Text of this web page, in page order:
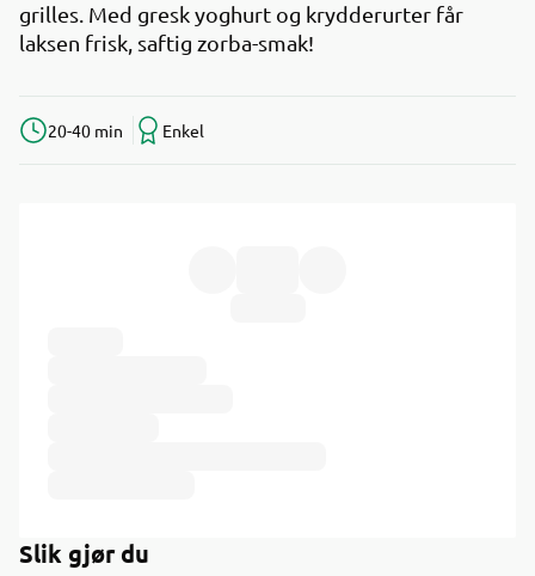
grilles. Med gresk yoghurt og krydderurter får
laksen frisk, saftig zorba-smak!
20-40 min Enkel
Slik gjør du